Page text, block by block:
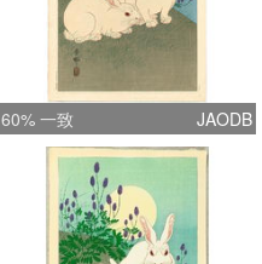
60% 一致 JAODB